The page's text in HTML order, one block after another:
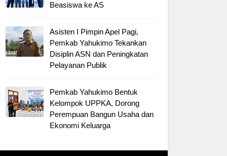
Beasiswa ke AS
Asisten I Pimpin Apel Pagi,
Pemkab Yahukimo Tekankan
Disiplin ASN dan Peningkatan
Pelayanan Publik
Pemkab Yahukimo Bentuk
Kelompok UPPKA, Dorong
Perempuan Bangun Usaha dan
Ekonomi Keluarga